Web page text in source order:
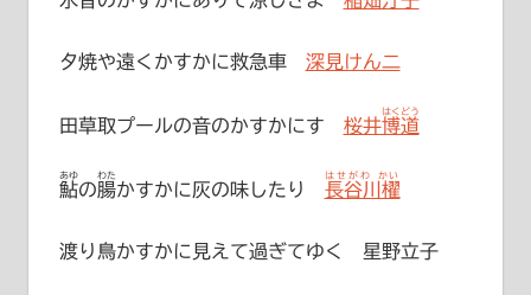
夕焼や遠くかすかに救急車 深見けん二
田草取プールの音のかすかにす 桜井博道
はくどう
鮎
あゆ
の腸
わた
かすかに灰の味したり 長谷川櫂
はせがわ かい
渡り鳥かすかに見えて過ぎてゆく 星野立子